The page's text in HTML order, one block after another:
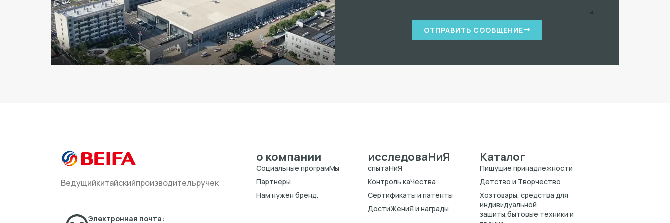
ОТПРАВИТЬ СООБЩЕНИЕ
Ведущийкитайскийпроизводительручек
Электронная почта:
о компании
Cоциальные програмMы
Партнеры
Нам нужен бренд.
исследоваHиЯ
спытаHиЯ
Kонтроль каЧества
Cертификаты и патенты
ДостиЖениЯ и награды
Каталог
Пишущие принадлежности
Детство и Творчество
Хозтовары, средства для
индивидуальной
защиты,бытовые техники и